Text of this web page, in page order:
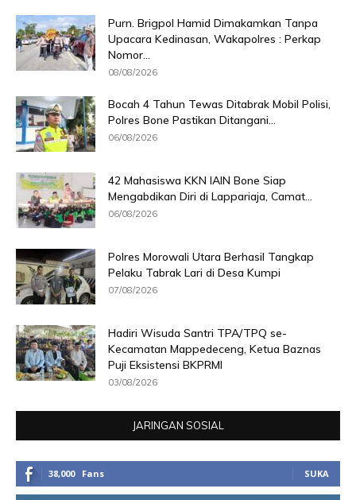
Purn. Brigpol Hamid Dimakamkan Tanpa
Upacara Kedinasan, Wakapolres : Perkap
Nomor...
08/08/2026
Bocah 4 Tahun Tewas Ditabrak Mobil Polisi,
Polres Bone Pastikan Ditangani...
06/08/2026
42 Mahasiswa KKN IAIN Bone Siap
Mengabdikan Diri di Lappariaja, Camat...
06/08/2026
Polres Morowali Utara Berhasil Tangkap
Pelaku Tabrak Lari di Desa Kumpi
07/08/2026
Hadiri Wisuda Santri TPA/TPQ se-
Kecamatan Mappedeceng, Ketua Baznas
Puji Eksistensi BKPRMI
03/08/2026
JARINGAN SOSIAL
38,000 Fans SUKA